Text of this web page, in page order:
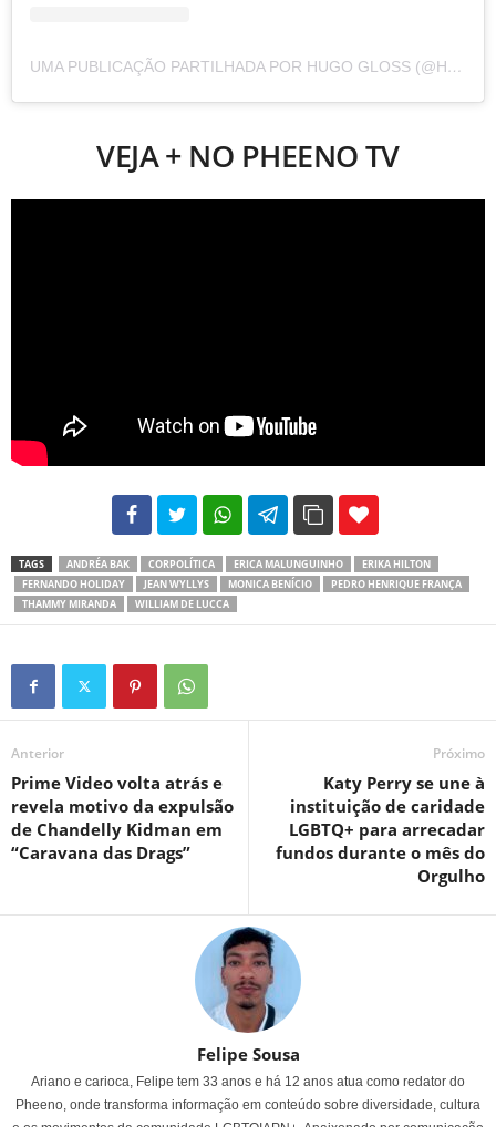
UMA PUBLICAÇÃO PARTILHADA POR HUGO GLOSS (@HUGOGLOSS)
VEJA + NO PHEENO TV
102 35
TAGS ANDRÉA BAK CORPOLÍTICA ERICA MALUNGUINHO
ERIKA HILTON
FERNANDO HOLIDAY
JEAN WYLLYS MONICA BENÍCIO
PEDRO HENRIQUE FRANÇA
THAMMY MIRANDA
WILLIAM DE LUCCA
Anterior
Prime Video volta atrás e
revela motivo da expulsão
de Chandelly Kidman em
“Caravana das Drags”
Próximo
Katy Perry se une à
instituição de caridade
LGBTQ+ para arrecadar
fundos durante o mês do
Orgulho
Felipe Sousa
Ariano e carioca, Felipe tem 33 anos e há 12 anos atua como redator do
Pheeno, onde transforma informação em conteúdo sobre diversidade, cultura